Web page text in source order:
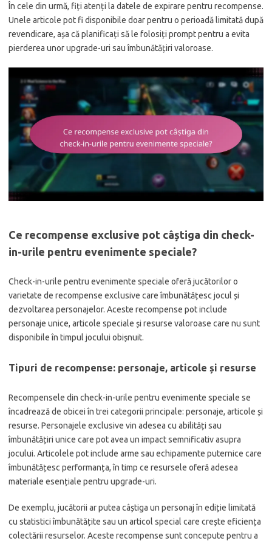
În cele din urmă, fiți atenți la datele de expirare pentru recompense.
Unele articole pot fi disponibile doar pentru o perioadă limitată după
revendicare, așa că planificați să le folosiți prompt pentru a evita
pierderea unor upgrade-uri sau îmbunătățiri valoroase.
Ce recompense exclusive pot câștiga din check-
in-urile pentru evenimente speciale?
Check-in-urile pentru evenimente speciale oferă jucătorilor o
varietate de recompense exclusive care îmbunătățesc jocul și
dezvoltarea personajelor. Aceste recompense pot include
personaje unice, articole speciale și resurse valoroase care nu sunt
disponibile în timpul jocului obișnuit.
Tipuri de recompense: personaje, articole și resurse
Recompensele din check-in-urile pentru evenimente speciale se
încadrează de obicei în trei categorii principale: personaje, articole și
resurse. Personajele exclusive vin adesea cu abilități sau
îmbunătățiri unice care pot avea un impact semnificativ asupra
jocului. Articolele pot include arme sau echipamente puternice care
îmbunătățesc performanța, în timp ce resursele oferă adesea
materiale esențiale pentru upgrade-uri.
De exemplu, jucătorii ar putea câștiga un personaj în ediție limitată
cu statistici îmbunătățite sau un articol special care crește eficiența
colectării resurselor. Aceste recompense sunt concepute pentru a